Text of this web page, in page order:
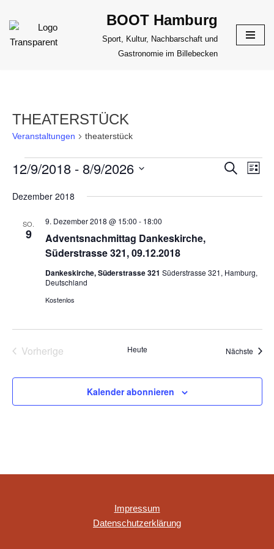
Zum
Inhalt
BOOT Hamburg
Sport, Kultur, Nachbarschaft und
Gastronomie im Billebecken
THEATERSTÜCK
Veranstaltungen theaterstück
Suche
Liste
12/9/2018 - 8/9/2026
wählen.
Dezember 2018
SO.
9
Adventsnachmittag Dankeskirche,
Süderstrasse 321, 09.12.2018
9. Dezember 2018 @ 15:00 - 18:00
Dankeskirche, Süderstrasse 321 Süderstrasse 321, Hamburg,
Deutschland
Kostenlos
Vorherige
Heute Nächste
Kalender abonnieren
Impressum
Datenschutzerklärung